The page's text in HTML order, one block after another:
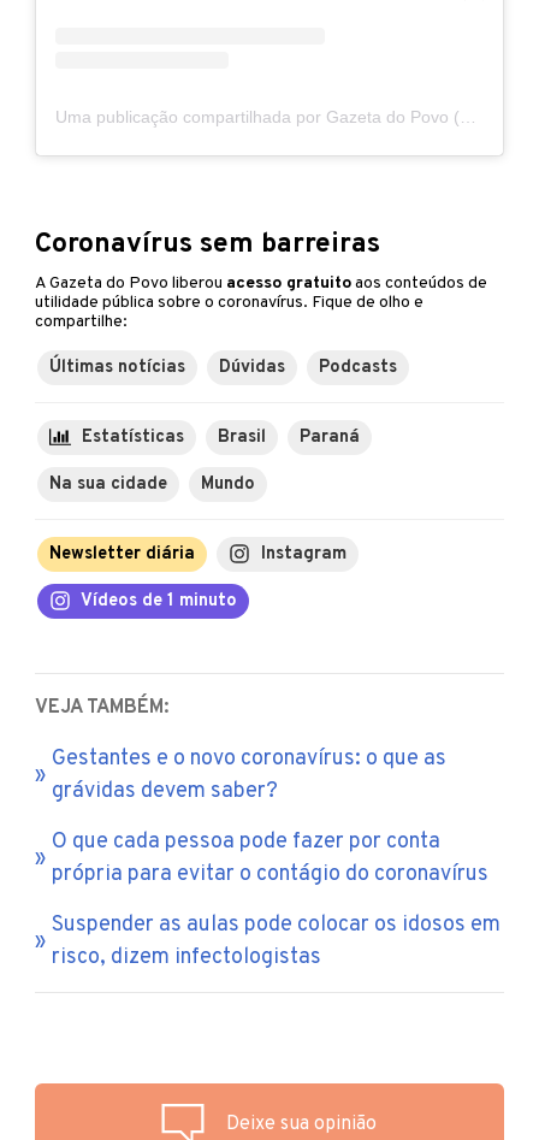
Uma publicação compartilhada por Gazeta do Povo (@gazetadopovo)
Coronavírus sem barreiras
A Gazeta do Povo liberou acesso gratuitoaos conteúdos de
utilidade pública sobre o coronavírus. Fique de olho e
compartilhe:
Últimas notícias Dúvidas Podcasts
Estatísticas Brasil Paraná
Na sua cidade Mundo
Newsletter diária Instagram
Vídeos de 1 minuto
VEJA TAMBÉM:
Gestantes e o novo coronavírus: o que as
grávidas devem saber?
O que cada pessoa pode fazer por conta
própria para evitar o contágio do coronavírus
Suspender as aulas pode colocar os idosos em
risco, dizem infectologistas
Deixe sua opinião